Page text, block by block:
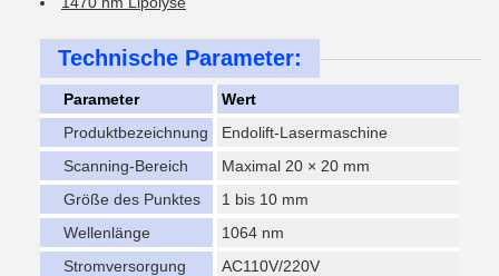
Technische Parameter:
Parameter
Wert
Produktbezeichnung
Endolift-Lasermaschine
Scanning-Bereich
Maximal 20 × 20 mm
Größe des Punktes
1 bis 10 mm
Wellenlänge
1064 nm
Stromversorgung
AC110V/220V